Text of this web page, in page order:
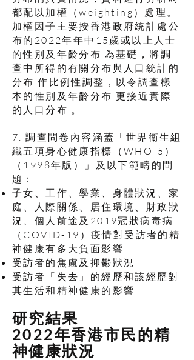
都配以加權（weighting）處理。
加權因子主要按香港政府統計處公
布的2022年年中15歲或以上人士
的性別及年齡分布 為基礎，將調
查中所得的有關分布與人口統計的
分布 作比例性調整，以令調查樣
本的性別及年齡分布 更接近實際
的人口分布 。
7. 調查問卷內容涵蓋「世界衞生組
織五項身心健康指標（WHO-5）
（1998年版）」及以下範疇的問
題：
子女、工作、學業、身體狀況、家
庭、人際關係、居住環境、財政狀
況、個人前途及2019冠狀病毒病
（COVID-19）疫情對受訪者的精
神健康有多大負面影響
受訪者的焦慮及抑鬱狀況
受訪者「失去」的經歷和該經歷對
其生活和精神健康的影響
研究結果
2022年香港市民的精
神健康狀況